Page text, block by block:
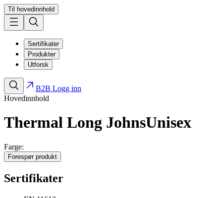
Til hovedinnhold
Sertifikater
Produkter
Utforsk
B2B Logg inn
Hovedinnhold
Thermal Long JohnsUnisex
Farge:
Forespør produkt
Sertifikater